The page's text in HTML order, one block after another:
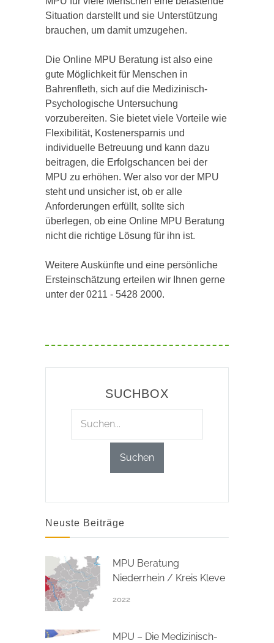
Situation darstellt und sie Unterstützung
brauchen, um damit umzugehen.
Die Online MPU Beratung ist also eine
gute Möglichkeit für Menschen in
Bahrenfleth, sich auf die Medizinisch-
Psychologische Untersuchung
vorzubereiten. Sie bietet viele Vorteile wie
Flexibilität, Kostenersparnis und
individuelle Betreuung und kann dazu
beitragen, die Erfolgschancen bei der
MPU zu erhöhen. Wer also vor der MPU
steht und unsicher ist, ob er alle
Anforderungen erfüllt, sollte sich
überlegen, ob eine Online MPU Beratung
nicht die richtige Lösung für ihn ist.
Weitere Auskünfte und eine persönliche
Ersteinschätzung erteilen wir Ihnen gerne
unter der 0211 - 5428 2000.
SUCHBOX
Neuste Beiträge
MPU Beratung
Niederrhein / Kreis Kleve
2022
MPU – Die Medizinisch-